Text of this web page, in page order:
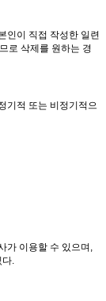
인이 직접 작성한 일련
로 삭제를 원하는 경
기적 또는 비정기적으
이용할 수 있으며,
.